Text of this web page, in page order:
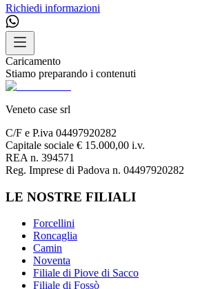
Richiedi informazioni
Caricamento
Stiamo preparando i contenuti
Veneto case srl
C/F e P.iva 04497920282
Capitale sociale € 15.000,00 i.v.
REA n. 394571
Reg. Imprese di Padova n. 04497920282
LE NOSTRE FILIALI
Forcellini
Roncaglia
Camin
Noventa
Filiale di Piove di Sacco
Filiale di Fossò